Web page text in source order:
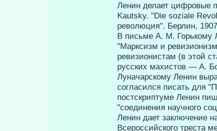
Ленин делает цифровые
Kautsky. "Die soziale
революция". Берлин,
В письме А. М. Горькому
"Марксизм и
ревизионистам (в этой
рус­ских махистов — А.
Луначарскому Ленин
согласился писать для
пост­скриптуме Ленин
"соединения научного
Ленин дает заключение
Всероссийского треста